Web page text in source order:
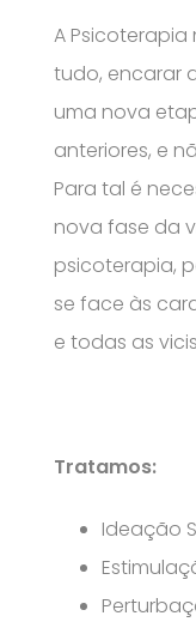
A
tudo, encarar
uma nova
anteriores, e
Para tal é
nova fase da
psicoterapia,
se face às
e todas as
Tratamos:
Ideação